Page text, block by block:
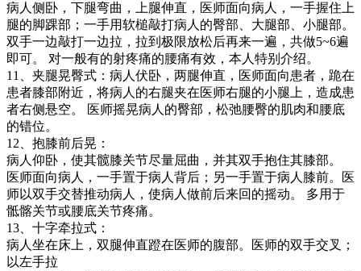
病人侧卧，下腿弯曲，上腿伸直，医师面向病人，一手握住上
腿的脚踝部；一手用软槌敲打病人的臀部、大腿部、小腿部。
双手一边敲打一边拉，拉到极限放松后再来一遍，共做5~6遍
即可。 对一般有的射疼痛的腰痛有效，本人特别介绍。
11、夹腿晃臀式：病人伏卧，两腿伸直，医师面向患者，跪在
患者膝部附近，将病人的右腿夹在医师右腿的小腿上，造成患
者右侧悬空。 医师摇晃病人的臀部，松弛腰臀的肌肉和腰底
的错位。
12、抱膝前后晃：
病人仰卧，使其髋膝关节尽量屈曲，并其双手抱住其膝部。
医师面向病人，一手置于病人背后；另一手置于病人膝前。医
师以双手交替推动病人，使病人做前后来回的摇动。 多用于
骶髂关节或腰底关节疼痛。
13、十字牵拉式：
病人坐在床上，双腿伸直蹬在医师的腹部。医师的双手交叉；
以左手拉